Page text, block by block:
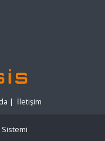
| İletişim